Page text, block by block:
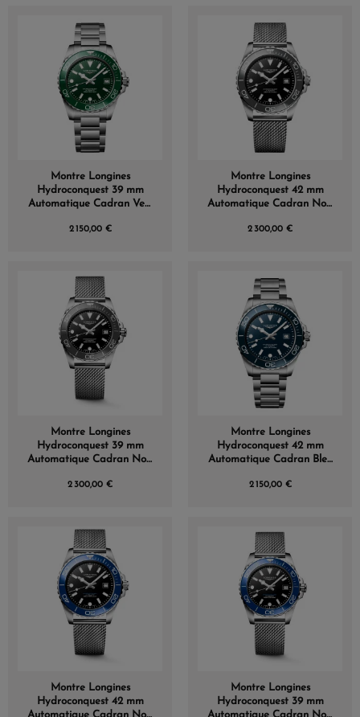
Montre Longines
Hydroconquest 39 mm
Automatique Cadran Vert
2 150,00 €
Montre Longines
Hydroconquest 42 mm
Automatique Cadran Noir
Maille Milanaise
2 300,00 €
Montre Longines
Hydroconquest 39 mm
Automatique Cadran Noir
Maille Milanaise
2 300,00 €
Montre Longines
Hydroconquest 42 mm
Automatique Cadran Bleu
2 150,00 €
Montre Longines
Hydroconquest 42 mm
Montre Longines
Hydroconquest 39 mm